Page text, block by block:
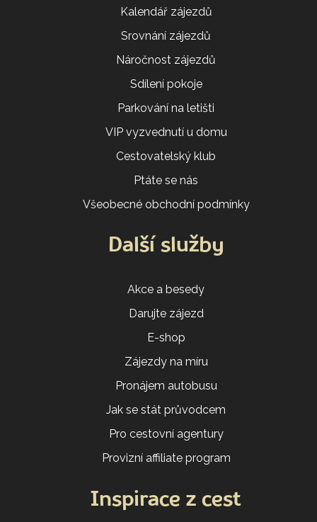
Kalendář zájezdů
Srovnání zájezdů
Náročnost zájezdů
Sdílení pokoje
Parkování na letišti
VIP vyzvednutí u domu
Cestovatelský klub
Ptáte se nás
Všeobecné obchodní podmínky
Další služby
Akce a besedy
Darujte zájezd
E-shop
Zájezdy na míru
Pronájem autobusu
Jak se stát průvodcem
Pro cestovní agentury
Provizní affiliate program
Inspirace z cest